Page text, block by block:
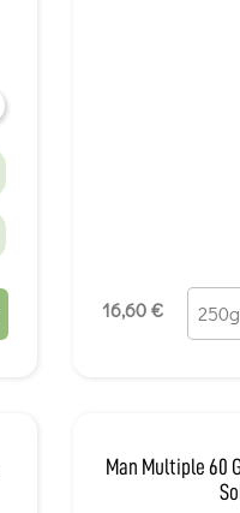
16,60 €
Man Multiple 60